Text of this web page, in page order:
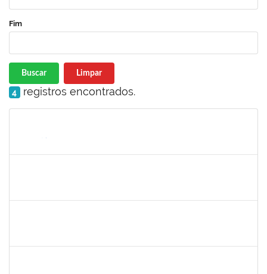
Fim
Buscar Limpar
4 registros encontrados.
Processo